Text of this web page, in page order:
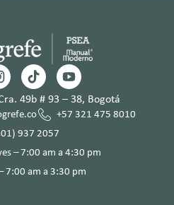
49b # 93 – 38, Bogotá
+57 321 475 8010
937 2057
– 7:00 am a 4:30 pm
7:00 am a 3:30 pm